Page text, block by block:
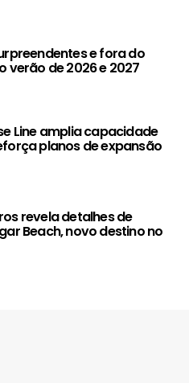
e fora do
verão de 2026 e 2027
Line amplia capacidade
planos de expansão
revela detalhes de
Beach, novo destino no